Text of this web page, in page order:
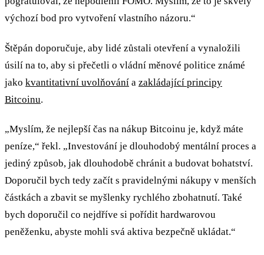
výchozí bod pro vytvoření vlastního názoru.“
Štěpán doporučuje, aby lidé zůstali otevření a vynaložili
úsilí na to, aby si přečetli o vládní měnové politice známé
jako kvantitativní uvolňování a zakládající principy
Bitcoinu.
„Myslím, že nejlepší čas na nákup Bitcoinu je, když máte
peníze,“ řekl. „Investování je dlouhodobý mentální proces a
jediný způsob, jak dlouhodobě chránit a budovat bohatství.
Doporučil bych tedy začít s pravidelnými nákupy v menších
částkách a zbavit se myšlenky rychlého zbohatnutí. Také
bych doporučil co nejdříve si pořídit hardwarovou
peněženku, abyste mohli svá aktiva bezpečně ukládat.“